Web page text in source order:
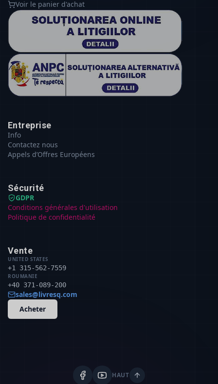
Voir le panier d'achat
Entreprise
Info
Contactez nous
Appels d’Offres Européens
Sécurité
GDPR
Conditions générales d'utilisation
Politique de confidentialité
Vente
UNITED STATES
+1 315-562-7559
ROUMANIE
+40 371-089-200
sales@livresq.com
Acheter
HAUT